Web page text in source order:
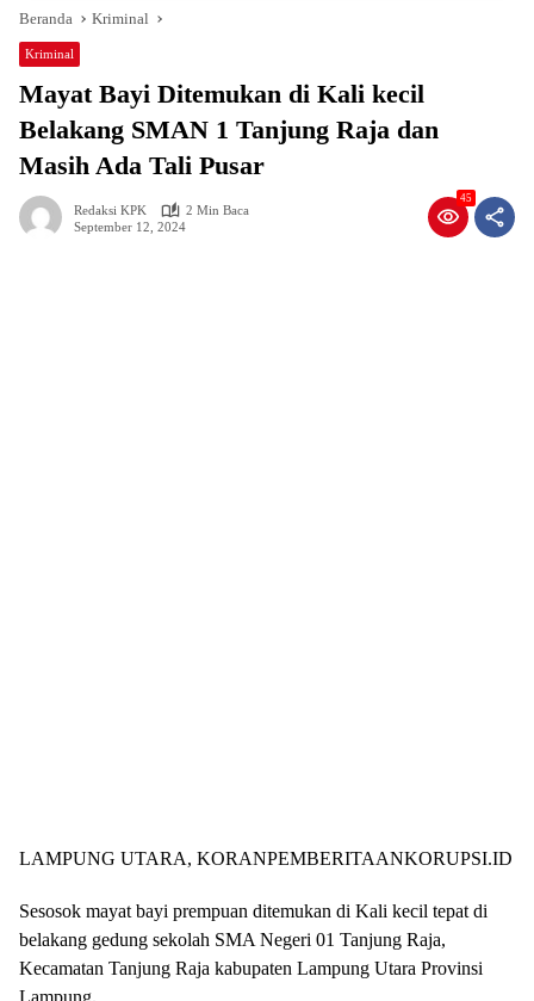
Beranda Kriminal
Kriminal
Mayat Bayi Ditemukan di Kali kecil
Belakang SMAN 1 Tanjung Raja dan
Masih Ada Tali Pusar
Redaksi KPK
2 Min Baca
September 12, 2024
45
LAMPUNG UTARA, KORANPEMBERITAANKORUPSI.ID
Sesosok mayat bayi prempuan ditemukan di Kali kecil tepat di
belakang gedung sekolah SMA Negeri 01 Tanjung Raja,
Kecamatan Tanjung Raja kabupaten Lampung Utara Provinsi
Lampung.